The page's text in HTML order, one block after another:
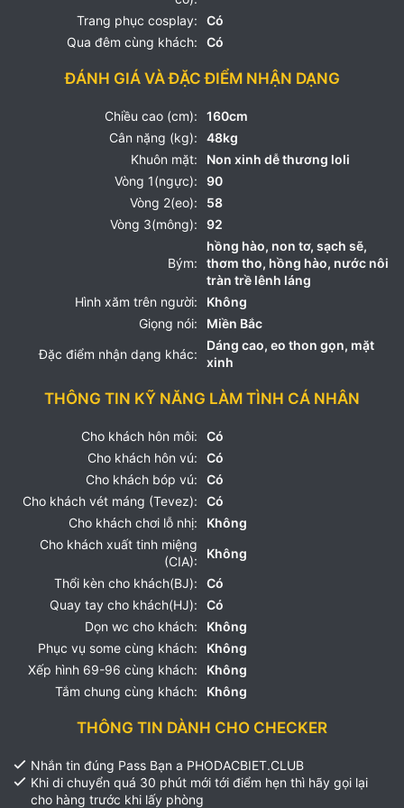
Trang phục cosplay:
Có
Qua đêm cùng khách:
Có
ĐÁNH GIÁ VÀ ĐẶC ĐIỂM NHẬN DẠNG
Chiều cao (cm):
160cm
Cân nặng (kg):
48kg
Khuôn mặt:
Non xinh dễ thương loli
Vòng 1(ngực):
90
Vòng 2(eo):
58
Vòng 3(mông):
92
Bým:
hồng hào, non tơ, sạch sẽ,
thơm tho, hồng hào, nước nôi
tràn trề lênh láng
Hình xăm trên người:
Không
Giọng nói:
Miền Bắc
Đặc điểm nhận dạng khác:
Dáng cao, eo thon gọn, mặt
xinh
THÔNG TIN KỸ NĂNG LÀM TÌNH CÁ NHÂN
Cho khách hôn môi:
Có
Cho khách hôn vú:
Có
Cho khách bóp vú:
Có
Cho khách vét máng (Tevez):
Có
Cho khách chơi lỗ nhị:
Không
Cho khách xuất tinh miệng
(CIA):
Không
Thổi kèn cho khách(BJ):
Có
Quay tay cho khách(HJ):
Có
Dọn wc cho khách:
Không
Phục vụ some cùng khách:
Không
Xếp hình 69-96 cùng khách:
Không
Tắm chung cùng khách:
Không
THÔNG TIN DÀNH CHO CHECKER
Nhắn tin đúng Pass Bạn a PHODACBIET.CLUB
Khi di chuyển quá 30 phút mới tới điểm hẹn thì hãy gọi lại
cho hàng trước khi lấy phòng